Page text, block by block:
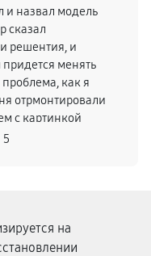
и назвал модель
сказал
решентия, и
менять
как я
отрмонтировали
с картинкой
5
на